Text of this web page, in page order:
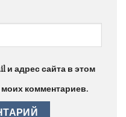
и адрес сайта в этом
комментариев.